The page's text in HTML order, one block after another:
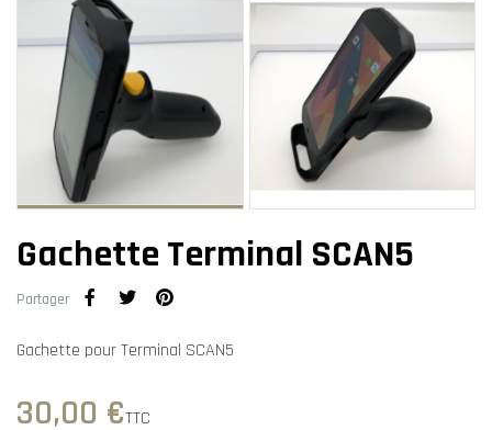
Gachette Terminal SCAN5
Partager
Gachette pour Terminal SCAN5
30,00 €TTC